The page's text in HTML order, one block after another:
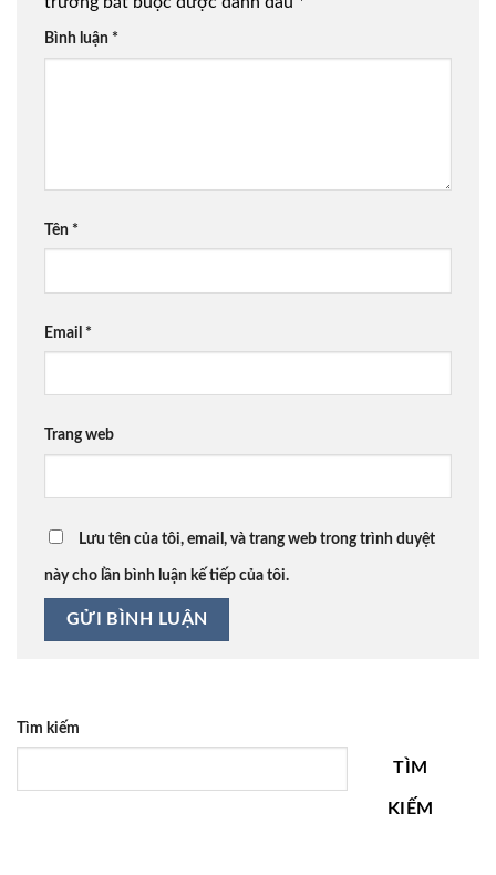
Bình luận *
Tên *
Email *
Trang web
Lưu tên của tôi, email, và trang web trong trình duyệt
này cho lần bình luận kế tiếp của tôi.
Tìm kiếm
TÌM
KIẾM